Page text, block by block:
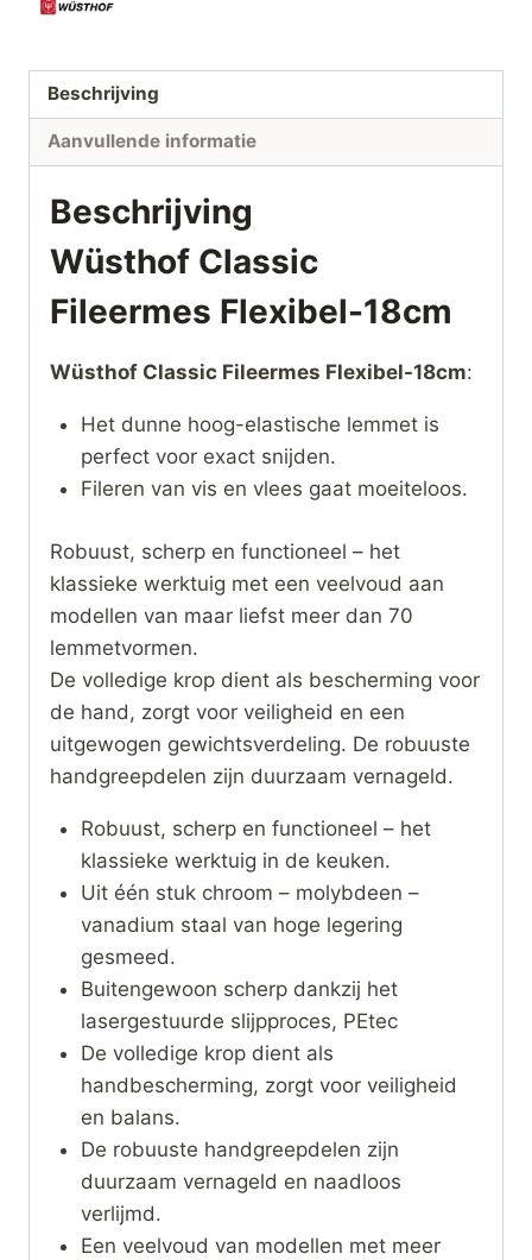
Beschrijving
Aanvullende informatie
Beschrijving
Wüsthof Classic
Fileermes Flexibel-18cm
Wüsthof Classic Fileermes Flexibel-18cm:
Het dunne hoog-elastische lemmet is
perfect voor exact snijden.
Fileren van vis en vlees gaat moeiteloos.
Robuust, scherp en functioneel – het
klassieke werktuig met een veelvoud aan
modellen van maar liefst meer dan 70
lemmetvormen.
De volledige krop dient als bescherming voor
de hand, zorgt voor veiligheid en een
uitgewogen gewichtsverdeling. De robuuste
handgreepdelen zijn duurzaam vernageld.
Robuust, scherp en functioneel – het
klassieke werktuig in de keuken.
Uit één stuk chroom – molybdeen –
vanadium staal van hoge legering
gesmeed.
Buitengewoon scherp dankzij het
lasergestuurde slijpproces, PEtec
De volledige krop dient als
handbescherming, zorgt voor veiligheid
en balans.
De robuuste handgreepdelen zijn
duurzaam vernageld en naadloos
verlijmd.
Een veelvoud van modellen met meer